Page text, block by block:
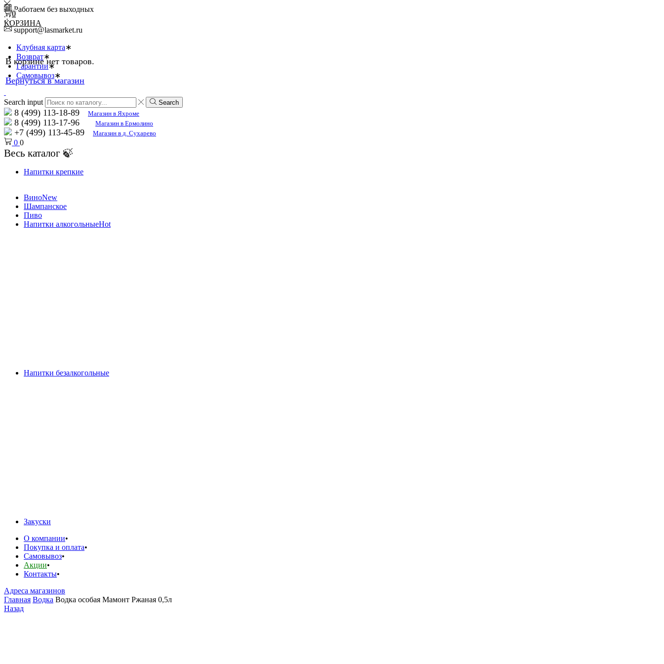
Работаем без выходных
support@lasmarket.ru
Клубная карта
Возврат
Гарантии
Самовывоз
Search input Search
8 (499) 113-18-89 Магазин в Яхроме
8 (499) 113-17-96 Магазин в Ермолино
+7 (499) 113-45-89 Магазин в д. Сухарево
0 0
0
КОРЗИНА
В корзине нет товаров.
Вернуться в магазин
Весь каталог 🍃
Напитки крепкие
ВиноNew
Шампанское
Пиво
Напитки алкогольныеHot
Напитки безалкогольные
Закуски
О компании
Покупка и оплата
Самовывоз
Акции
Контакты
Адреса магазинов
Главная Водка Водка особая Мамонт Ржаная 0,5л
Назад